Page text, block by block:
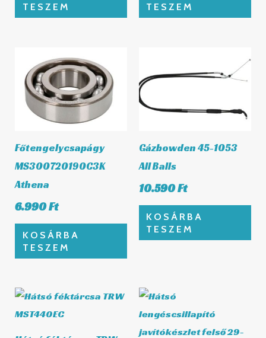
TESZEM
TESZEM
Főtengelycsapágy
MS300720190C3K
Athena
6.990Ft
KOSÁRBA
TESZEM
Gázbowden 45-1053
All Balls
10.590Ft
KOSÁRBA
TESZEM